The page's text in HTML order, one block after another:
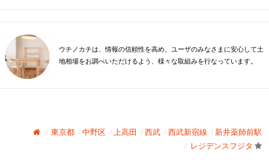
ウチノカチは、情報の信頼性を高め、ユーザのみなさまに安心して土
地相場をお調べいただけるよう、様々な取組みを行なっています。
東京都 中野区 上高田 西武 西武新宿線
新井薬師前駅
レジデンスフジタ